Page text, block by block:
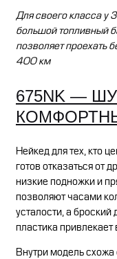
Для своего класса у
большой топливный
позволяет проехать
400 км
675NK —
Нейкед для тех, кто
готов отказаться от
низкие подножки и
позволяют часами
усталости, а
пластика привлекает
Внутри модель